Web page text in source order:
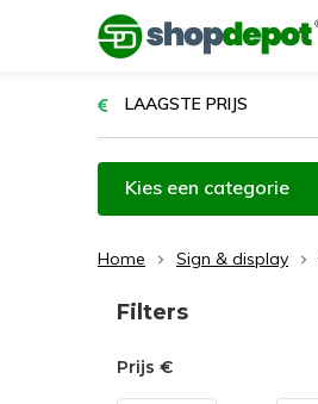
LAAGSTE PRIJS
Kies een categorie
Home Sign & display
Sorteren op:
Filters
Prijs €